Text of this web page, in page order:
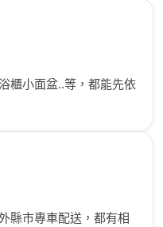
櫃小面盆..等，都能先依
縣市專車配送，都有相